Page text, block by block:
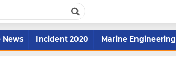
News Incident 2020 Marine Engineering